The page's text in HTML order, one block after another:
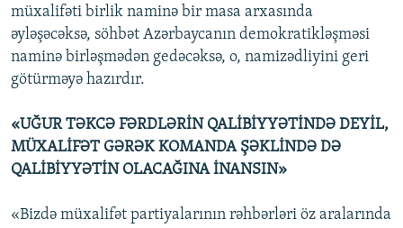
müxalifəti birlik naminə bir masa arxasında
əyləşəcəksə, söhbət Azərbaycanın demokratikləşməsi
naminə birləşmədən gedəcəksə, o, namizədliyini geri
götürməyə hazırdır.
«UĞUR TƏKCƏ FƏRDLƏRİN QALİBİYYƏTİNDƏ DEYİL,
MÜXALİFƏT GƏRƏK KOMANDA ŞƏKLİNDƏ DƏ
QALİBİYYƏTİN OLACAĞINA İNANSIN»
«Bizdə müxalifət partiyalarının rəhbərləri öz aralarında